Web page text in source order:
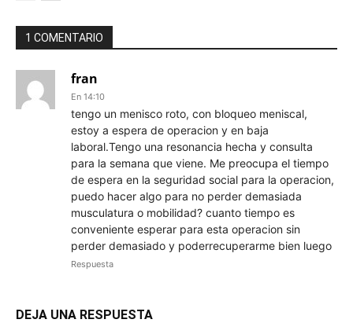
1 COMENTARIO
fran
En 14:10
tengo un menisco roto, con bloqueo meniscal,
estoy a espera de operacion y en baja
laboral.Tengo una resonancia hecha y consulta
para la semana que viene. Me preocupa el tiempo
de espera en la seguridad social para la operacion,
puedo hacer algo para no perder demasiada
musculatura o mobilidad? cuanto tiempo es
conveniente esperar para esta operacion sin
perder demasiado y poderrecuperarme bien luego
Respuesta
DEJA UNA RESPUESTA